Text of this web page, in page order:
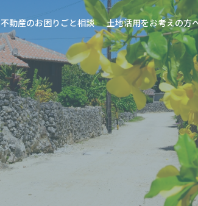
不動産のお困りごと相談 土地活用をお考えの方